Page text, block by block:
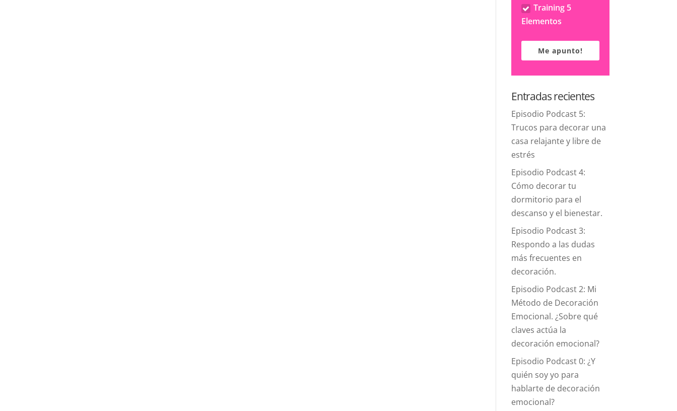
Training 5
Elementos
Me apunto!
Entradas recientes
Episodio Podcast 5:
Trucos para decorar una
casa relajante y libre de
estrés
Episodio Podcast 4:
Cómo decorar tu
dormitorio para el
descanso y el bienestar.
Episodio Podcast 3:
Respondo a las dudas
más frecuentes en
decoración.
Episodio Podcast 2: Mi
Método de Decoración
Emocional. ¿Sobre qué
claves actúa la
decoración emocional?
Episodio Podcast 0: ¿Y
quién soy yo para
hablarte de decoración
emocional?